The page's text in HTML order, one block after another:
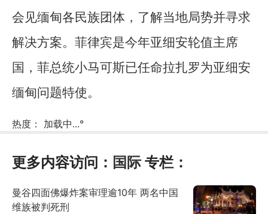
会见缅甸各民族团体，了解当地局势并寻求
解决方案。菲律宾是今年亚细安轮值主席
国，菲总统小马可斯已任命拉扎罗为亚细安
缅甸问题特使。
热度： 加载中...°
更多内容访问： 国际专栏：
曼谷四面佛爆炸案审理逾10年 两名中国
维族被判死刑